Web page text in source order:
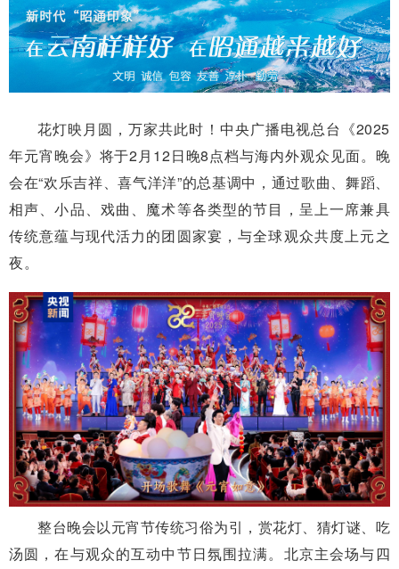
花灯映月圆，万家共此时！中央广播电视总台《2025
年元宵晚会》将于2月12日晚8点档与海内外观众见面。晚
会在“欢乐吉祥、喜气洋洋”的总基调中，通过歌曲、舞蹈、
相声、小品、戏曲、魔术等各类型的节目，呈上一席兼具
传统意蕴与现代活力的团圆家宴，与全球观众共度上元之
夜。
整台晚会以元宵节传统习俗为引，赏花灯、猜灯谜、吃
汤圆，在与观众的互动中节日氛围拉满。北京主会场与四